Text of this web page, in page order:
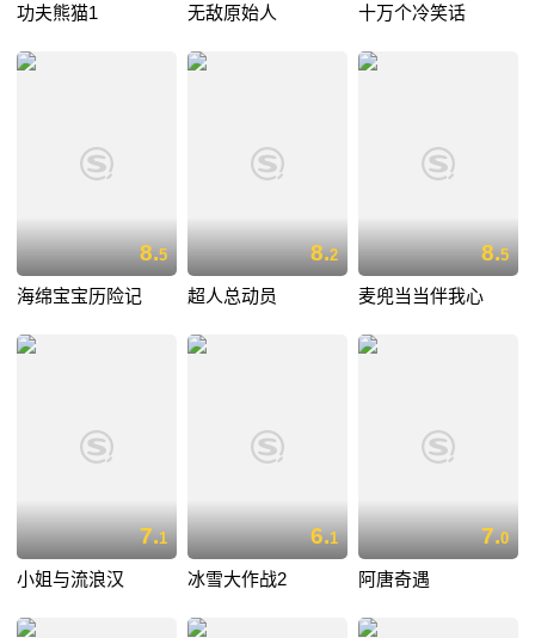
功夫熊猫1 无敌原始人 十万个冷笑话
8.5
海绵宝宝历险记
8.2
超人总动员
8.5
麦兜当当伴我心
7.1
小姐与流浪汉
6.1
冰雪大作战2
7.0
阿唐奇遇